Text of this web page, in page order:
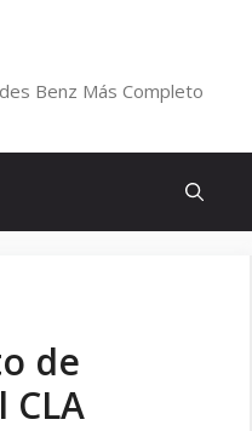
Benz Más Completo
de
CLA